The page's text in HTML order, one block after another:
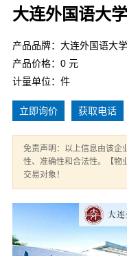
大连外国语大
产品价格：0 元
计量单位：件
立即询价 获取电话
免责声明：以上信息由该企
性、准确性和合法性。【物
交易对象！